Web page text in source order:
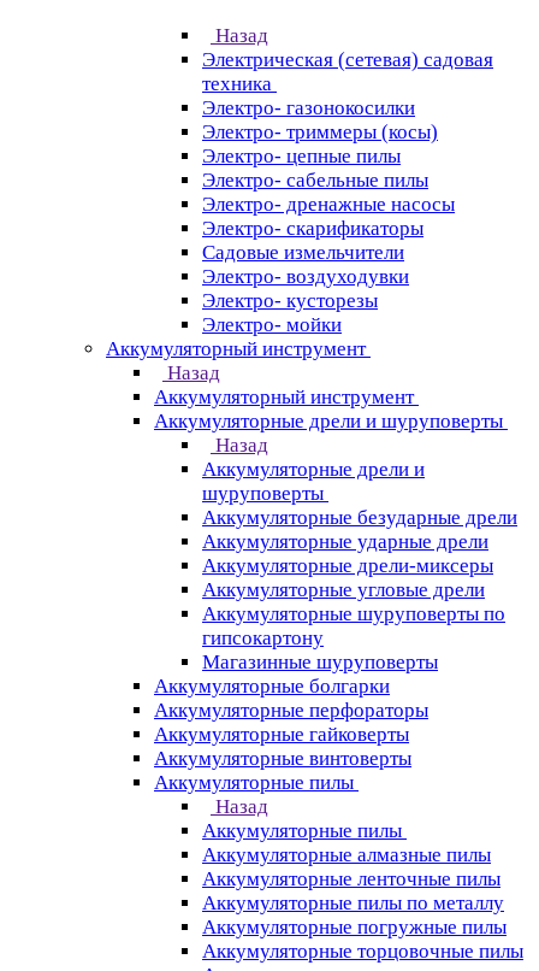
Назад
Электрическая (сетевая) садовая
техника
Электро- газонокосилки
Электро- триммеры (косы)
Электро- цепные пилы
Электро- сабельные пилы
Электро- дренажные насосы
Электро- скарификаторы
Садовые измельчители
Электро- воздуходувки
Электро- кусторезы
Электро- мойки
Аккумуляторный инструмент
Назад
Аккумуляторный инструмент
Аккумуляторные дрели и шуруповерты
Назад
Аккумуляторные дрели и
шуруповерты
Аккумуляторные безударные дрели
Аккумуляторные ударные дрели
Аккумуляторные дрели-миксеры
Аккумуляторные угловые дрели
Аккумуляторные шуруповерты по
гипсокартону
Магазинные шуруповерты
Аккумуляторные болгарки
Аккумуляторные перфораторы
Аккумуляторные гайковерты
Аккумуляторные винтоверты
Аккумуляторные пилы
Назад
Аккумуляторные пилы
Аккумуляторные алмазные пилы
Аккумуляторные ленточные пилы
Аккумуляторные пилы по металлу
Аккумуляторные погружные пилы
Аккумуляторные торцовочные пилы